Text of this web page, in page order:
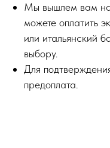
Мы вышлем вам
можете оплатить
или итальянский
выбору.
Для
предоплата.